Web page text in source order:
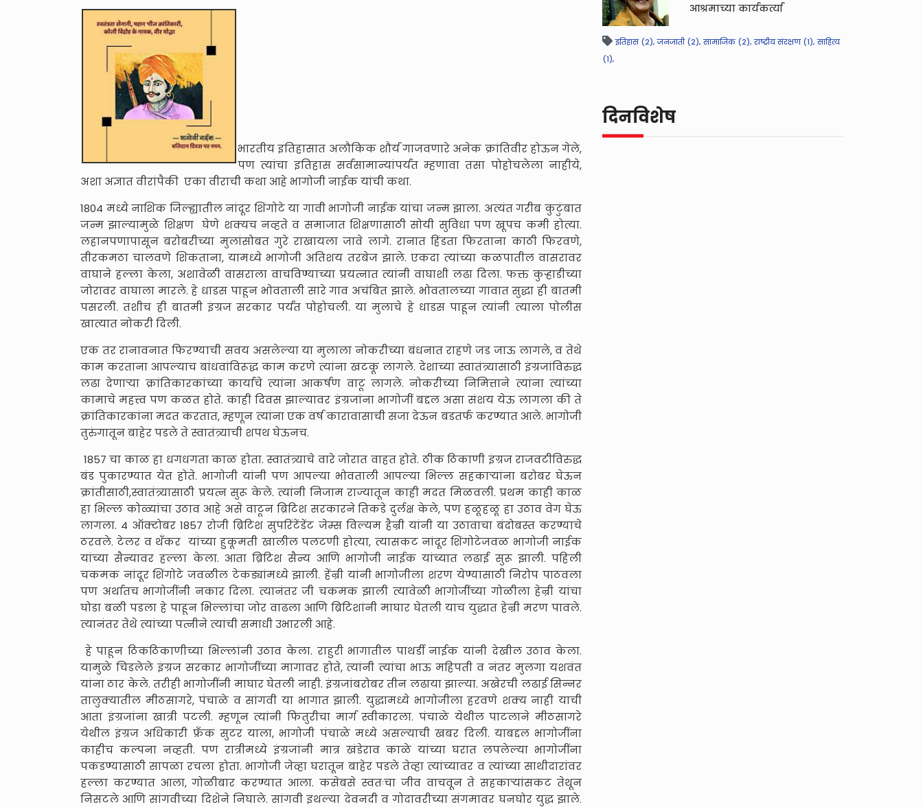
भारतीय इतिहासात अलौकिक शौर्य गाजवणारे अनेक क्रांतिवीर होऊन गेले,
पण त्यांचा इतिहास सर्वसामान्यांपर्यंत म्हणावा तसा पोहोचलेला नाहीये,
अशा अज्ञात वीरांपैकी एका वीराची कथा आहे भागोजी नाईक यांची कथा.
1804 मध्ये नाशिक जिल्ह्यातील नांदूर शिंगोटे या गावी भागोजी नाईक यांचा जन्म झाला. अत्यंत गरीब कुटुंबात
जन्म झाल्यामुळे शिक्षण घेणे शक्यच नव्हते व समाजात शिक्षणासाठी सोयी सुविधा पण खूपच कमी होत्या.
लहानपणापासून बरोबरीच्या मुलांसोबत गुरे राखायला जावे लागे. रानात हिंडता फिरताना काठी फिरवणे,
तीरकमठा चालवणे शिकताना, यामध्ये भागोजी अतिशय तरबेज झाले. एकदा त्यांच्या कळपातील वासरावर
वाघाने हल्ला केला, अशावेळी वासराला वाचविण्याच्या प्रयत्नात त्यांनी वाघाशी लढा दिला. फक्त कुऱ्हाडीच्या
जोरावर वाघाला मारले. हे धाडस पाहून भोवताली सारे गाव अचंबित झाले. भोवतालच्या गावात सुद्धा ही बातमी
पसरली. तशीच ही बातमी इंग्रज सरकार पर्यंत पोहोचली. या मुलाचे हे धाडस पाहून त्यांनी त्याला पोलीस
खात्यात नोकरी दिली.
एक तर रानावनात फिरण्याची सवय असलेल्या या मुलाला नोकरीच्या बंधनात राहणे जड जाऊ लागले, व तेथे
काम करताना आपल्याच बांधवांविरूद्ध काम करणे त्यांना खटकू लागले. देशाच्या स्वातंत्र्यासाठी इंग्रजांविरुद्ध
लढा देणाऱ्या क्रांतिकारकांच्या कार्याचे त्यांना आकर्षण वाटू लागले. नोकरीच्या निमित्ताने त्यांना त्यांच्या
कामाचे महत्त्व पण कळत होते. काही दिवस झाल्यावर इंग्रजांना भागोजीं बद्दल असा संशय येऊ लागला की ते
क्रांतिकारकांना मदत करतात, म्हणून त्यांना एक वर्ष कारावासाची सजा देऊन बडतर्फ करण्यात आले. भागोजी
तुरुंगातून बाहेर पडले ते स्वातंत्र्याची शपथ घेऊनच.
1857 चा काळ हा धगधगता काळ होता. स्वातंत्र्याचे वारे जोरात वाहत होते. ठीक ठिकाणी इंग्रज राजवटीविरुद्ध
बंड पुकारण्यात येत होते. भागोजी यांनी पण आपल्या भोवताली आपल्या भिल्ल सहकाऱ्यांना बरोबर घेऊन
क्रांतीसाठी,स्वातंत्र्यासाठी प्रयत्न सुरू केले. त्यांनी निजाम राज्यातून काही मदत मिळवली. प्रथम काही काळ
हा भिल्ल कोळ्यांचा उठाव आहे असे वाटून ब्रिटिश सरकारने तिकडे दुर्लक्ष केले, पण हळूहळू हा उठाव वेग घेऊ
लागला. 4 ऑक्टोबर 1857 रोजी ब्रिटिश सुपरिंटेंडेंट जेम्स विल्यम हैन्री यांनी या उठावाचा बंदोबस्त करण्याचे
ठरवले. टेलर व थँकर यांच्या हुकूमती खालील पलटणी होत्या, त्यासकट नांदूर शिंगोटेजवळ भागोजी नाईक
यांच्या सैन्यावर हल्ला केला. आता ब्रिटिश सैन्य आणि भागोजी नाईक यांच्यात लढाई सुरू झाली. पहिली
चकमक नांदूर शिंगोटे जवळील टेकड्यांमध्ये झाली. हेंन्री यांनी भागोजीला शरण येण्यासाठी निरोप पाठवला
पण अर्थातच भागोजींनी नकार दिला. त्यानंतर जी चकमक झाली त्यावेळी भागोजींच्या गोळीला हेन्री यांचा
घोडा बळी पडला हे पाहून भिल्लांचा जोर वाढला आणि ब्रिटिशांनी माघार घेतली याच युद्धात हेन्री मरण पावले.
त्यानंतर तेथे त्यांच्या पत्नीने त्यांची समाधी उभारली आहे.
हे पाहून ठिकठिकाणीच्या भिल्लांनी उठाव केला. राहुरी भागातील पाथर्डी नाईक यांनी देखील उठाव केला.
यामुळे चिडलेले इंग्रज सरकार भागोजींच्या मागावर होते, त्यांनी त्यांचा भाऊ महिपती व नंतर मुलगा यशवंत
यांना ठार केले. तरीही भागोजींनी माघार घेतली नाही. इंग्रजांबरोबर तीन लढाया झाल्या. अखेरची लढाई सिन्नर
तालुक्यातील मीठसागरे, पंचाळे व सांगवी या भागात झाली. युद्धामध्ये भागोजीला हरवणे शक्य नाही याची
आता इंग्रजांना खात्री पटली. म्हणून त्यांनी फितुरीचा मार्ग स्वीकारला. पंचाळे येथील पाटलाने मीठसागरे
येथील इंग्रज अधिकारी फ्रॅंक सुटर याला, भागोजी पंचाळे मध्ये असल्याची खबर दिली. याबद्दल भागोजींना
काहीच कल्पना नव्हती. पण रात्रीमध्ये इंग्रजांनी मात्र खंडेराव काळे यांच्या घरात लपलेल्या भागोजींना
पकडण्यासाठी सापळा रचला होता. भागोजी जेव्हा घरातून बाहेर पडले तेव्हा त्यांच्यावर व त्यांच्या साथीदारांवर
हल्ला करण्यात आला, गोळीबार करण्यात आला. कसेबसे स्वतःचा जीव वाचवून ते सहकाऱ्यांसकट तेथून
निसटले आणि सांगवीच्या दिशेने निघाले. सांगवी इथल्या देवनदी व गोदावरीच्या संगमावर घनघोर युद्ध झाले.
आश्रमाच्या कार्यकर्त्या
इतिहास (2), जनजाती (2), सामाजिक (2), राष्ट्रीय संरक्षण (1), साहित्य
(1),
दिनविशेष